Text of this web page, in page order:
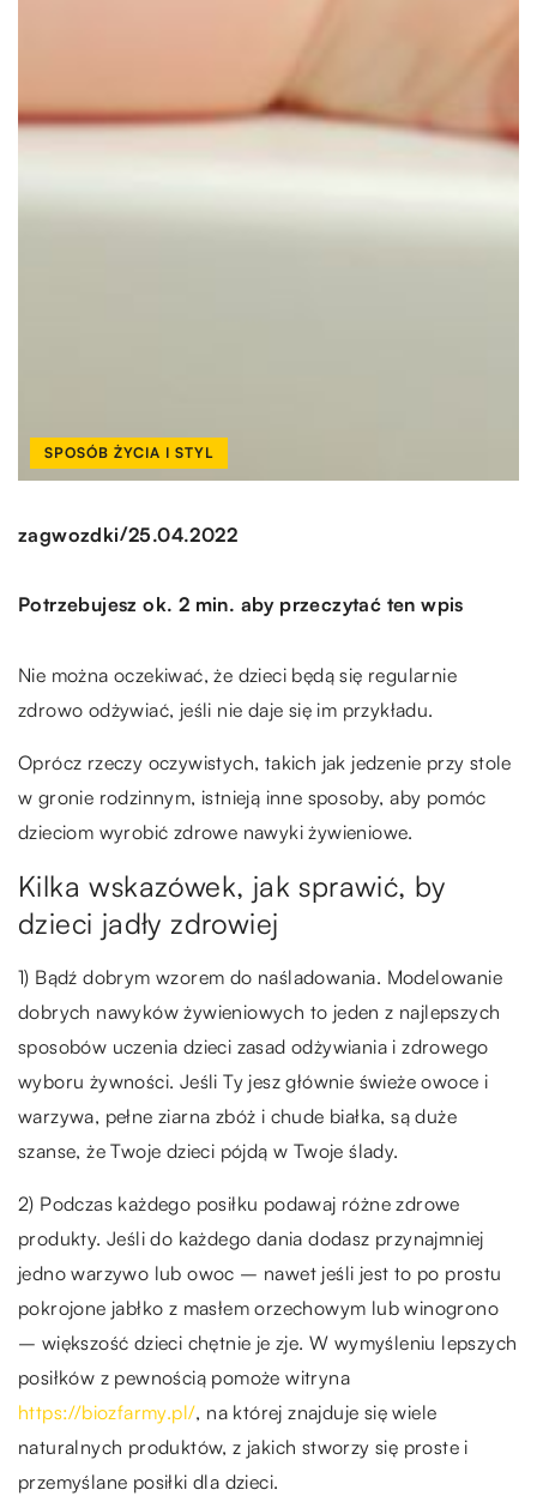
SPOSÓB ŻYCIA I STYL
zagwozdki/25.04.2022
Potrzebujesz ok. 2 min. aby przeczytać ten wpis
Nie można oczekiwać, że dzieci będą się regularnie
zdrowo odżywiać, jeśli nie daje się im przykładu.
Oprócz rzeczy oczywistych, takich jak jedzenie przy stole
w gronie rodzinnym, istnieją inne sposoby, aby pomóc
dzieciom wyrobić zdrowe nawyki żywieniowe.
Kilka wskazówek, jak sprawić, by
dzieci jadły zdrowiej
1) Bądź dobrym wzorem do naśladowania. Modelowanie
dobrych nawyków żywieniowych to jeden z najlepszych
sposobów uczenia dzieci zasad odżywiania i zdrowego
wyboru żywności. Jeśli Ty jesz głównie świeże owoce i
warzywa, pełne ziarna zbóż i chude białka, są duże
szanse, że Twoje dzieci pójdą w Twoje ślady.
2) Podczas każdego posiłku podawaj różne zdrowe
produkty. Jeśli do każdego dania dodasz przynajmniej
jedno warzywo lub owoc – nawet jeśli jest to po prostu
pokrojone jabłko z masłem orzechowym lub winogrono
– większość dzieci chętnie je zje. W wymyśleniu lepszych
posiłków z pewnością pomoże witryna
https://biozfarmy.pl/, na której znajduje się wiele
naturalnych produktów, z jakich stworzy się proste i
przemyślane posiłki dla dzieci.